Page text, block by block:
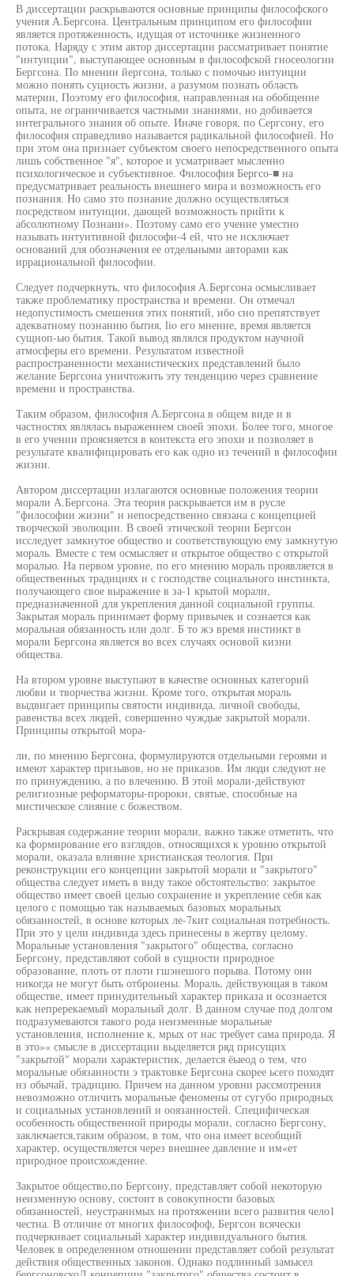
В диссертации раскрываются основные принципы философского
учения А.Бергсона. Центральным принципом его философии
является протяженность, идущая от источнике жизненного
потока. Наряду с этим автор диссертации рассматривает понятие
"интуиции", выступающее основным в философской гносеологии
Бергсона. По мнении йергсона, только с помочью интуиции
можно понять суцность жизни, а разумом познать область
материи, Поэтому его философия, направленная на обобщение
опыта, не ограничивается частными знаниями, но добивается
интегрального знания об опыте. Иначе говоря, по Сергсону, его
философия справедливо называется радикальной философией. Но
при этом она признает субъектом своего непосредственного опыта
лишь собственное "я", которое и усматривает мысленно
психологическое и субъективное. Философия Бергсо-■ на
предусматривает реальность внешнего мира и возможность его
познания. Но само зто познание должно осуществляться
посредством интуиции, дающей возможность прийти к
абсолютному Познани». Поэтому само его учение уместно
называть интуитивной философи-4 ей, что не исключает
оснований для обозначения ее отдельными авторами как
иррациональной философии.
Следует подчеркнуть, что философия А.Бергсона осмысливает
также проблематику пространства и времени. Он отмечал
недопустимость смешения этих понятий, ибо сно препятствует
адекватному познанию бытия, lio его мнение, время является
сущноп-ью бытия. Такой вывод являлся продуктом научной
атмосферы его времени. Результатом известной
распространенности механистических представлений было
желание Бергсона уничтожить эту тенденцию через сравнение
времени и пространства.
Таким образом, философия А.Бергсона в общем виде и в
частностях являлась выражением своей эпохи. Более того, многое
в его учении проясняется в контекста его эпохи и позволяет в
результате квалифицировать его как одно из течений в философии
жизни.
Автором диссертации излагаются основные положения теории
морали А.Бергсона. Эта теория раскрывается им в русле
"философии жизни" и непосредственно связана с концепцией
творческой эволюции. В своей этической теории Бергсон
исследует замкнутое общество и соответствующую ему замкнутую
мораль. Вместе с тем осмысляет и открытое общество с открытой
моралью. На первом уровне, по его мнению мораль проявляется в
общественных традициях и с господстве социального инстинкта,
получающего свое выражение в за-1 крытой морали,
предназначенной для укрепления данной социальной группы.
Закрытая мораль принимает форму привычек и сознается как
моральная обязанность или долг. Б то жэ время инстинкт в
морали Бергсона является во всех случаях основой кизни
общества.
На втором уровне выступают в качестве основных категорий
любви и творчества жизни. Кроме того, открытая мораль
выдвигает принципы святости индивида, личной свободы,
равенства всех людей, совершенно чуждые закрытой морали.
Принципы открытой мора-
ли, по мнению Бергсона, формулируются отдельными героями и
имеют характер призывов, но не приказов. Им люди следуют не
по принуждению, а по влечению. В этой морали-действуют
религиозные реформаторы-пророки, святые, способные на
мистическое слияние с божеством.
Раскрывая содержание теории морали, важно также отметить, что
ка формирование его взглядов, относящихся к уровню открытой
морали, оказала влияние христианская теология. При
реконструкции его концепции закрытой морали и "закрытого"
общества следует иметь в виду такое обстоятельство: закрытое
общество имеет своей целью сохранение и укрепление себя как
целого с помощью так называемых базовых моральных
обязанностей, в основе которых ле-7кит социальная потребность.
При это у цели индивида здесь принесены в жертву целому.
Моральные установления "закрытого" общества, согласно
Бергсону, представляют собой в сущности природное
образование, плоть от плоти гшэнешого порыва. Потому они
никогда не могут быть отброиены. Мораль, действующая в таком
обществе, имеет принудительный характер приказа и осознается
как непререкаемый моральный долг. В данном случае под долгом
подразумеваются такого рода неизменные моральные
установления, исполнение к, мрых от нас требует сама природа. Я
в это»« смысле в диссертации выделяется ряд присущих
"закрытой" морали характеристик, делается ёыеод о тем, что
моральные обязанности э трактовке Бергсона скорее ьсего походят
нз обычай, традицию. Причем на данном уровни рассмотрения
невозможно отличить моральные феномены от сугубо природных
и социальных установлений и ооязанностей. Специфическая
особенность общественной природы морали, согласно Бергсону,
заключается,таким образом, в том, что она имеет всеобщий
характер, осуществляется через внешнее давление и им«ет
природное происхождение.
Закрытое общество,по Бергсону, представляет собой некоторую
неизменную основу, состоит в совокупности базовых
обязанностей, неустранимых на протяжении всего развития чело1
честна. В отличие от многих философоф, Бергсон всячески
подчеркивает социальный характер индивидуального бытия.
Человек в определенном отношении представляет собой результат
действия общественных законов. Однако подлинный замысел